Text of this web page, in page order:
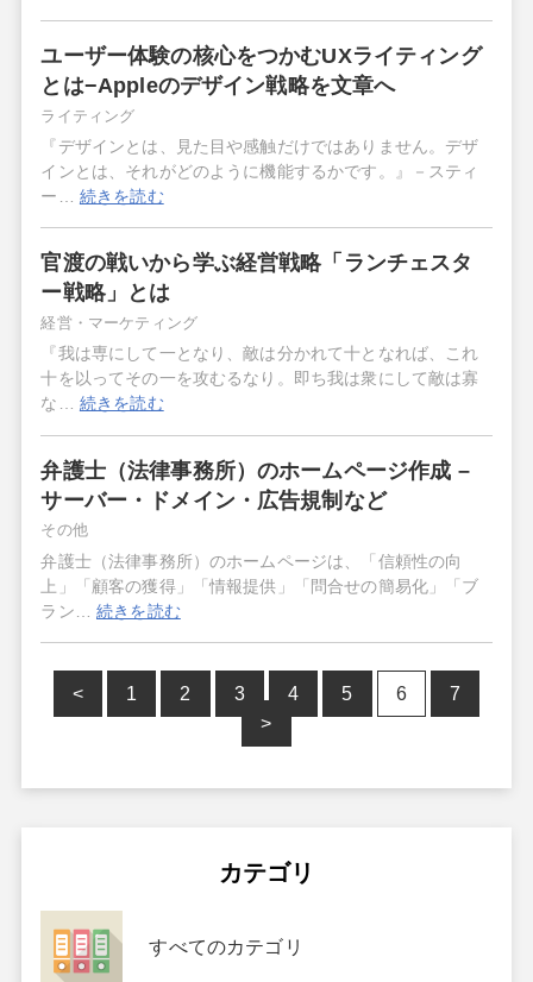
ユーザー体験の核心をつかむUXライティング
とは−Appleのデザイン戦略を文章へ
ライティング
『デザインとは、見た目や感触だけではありません。デザ
インとは、それがどのように機能するかです。』－スティ
ー… 続きを読む
官渡の戦いから学ぶ経営戦略「ランチェスタ
ー戦略」とは
経営・マーケティング
『我は専にして一となり、敵は分かれて十となれば、これ
十を以ってその一を攻むるなり。即ち我は衆にして敵は寡
な… 続きを読む
弁護士（法律事務所）のホームページ作成 –
サーバー・ドメイン・広告規制など
その他
弁護士（法律事務所）のホームページは、「信頼性の向
上」「顧客の獲得」「情報提供」「問合せの簡易化」「ブ
ラン…続きを読む
< 1 2 3 4 5 6
7
>
カテゴリ
すべてのカテゴリ